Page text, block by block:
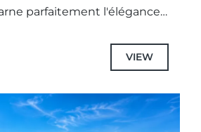
parfaitement l'élégance
Bénéficiant d'une position
orientation plein...
VIEW